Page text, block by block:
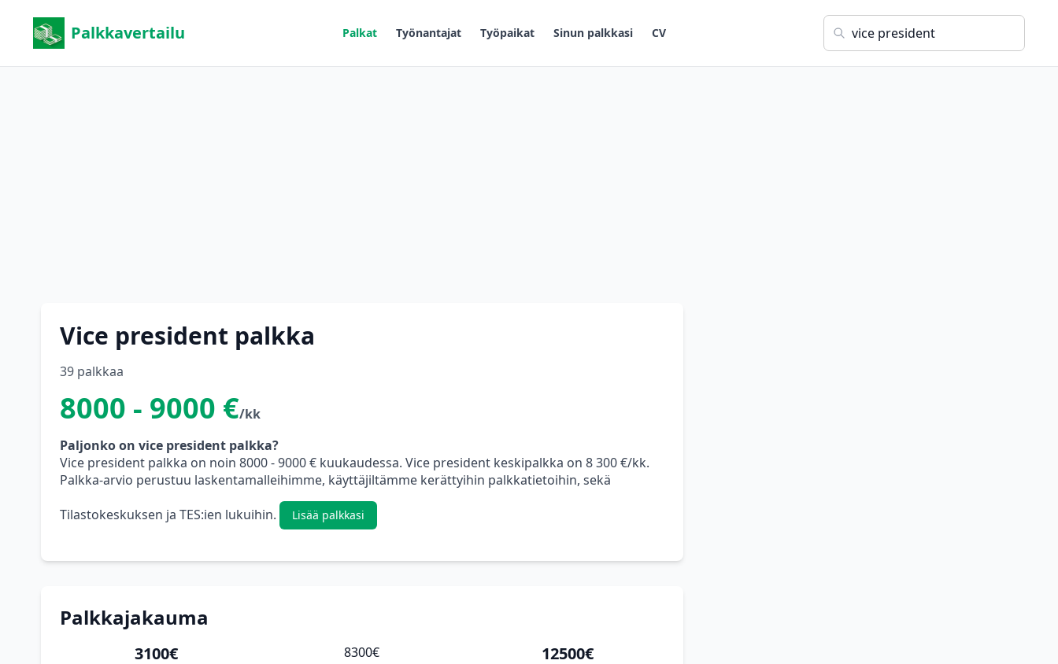
Palkkavertailu Palkat Työnantajat Työpaikat Sinun palkkasi CV
Vice president palkka
39 palkkaa
8000 - 9000 €/kk
Paljonko on vice president palkka?
Vice president palkka on noin 8000 - 9000 € kuukaudessa. Vice president keskipalkka on 8 300 €/kk.
Palkka-arvio perustuu laskentamalleihimme, käyttäjiltämme kerättyihin palkkatietoihin, sekä
Tilastokeskuksen ja TES:ien lukuihin.
Lisää palkkasi
Palkkajakauma
3100€ 8300€ 12500€